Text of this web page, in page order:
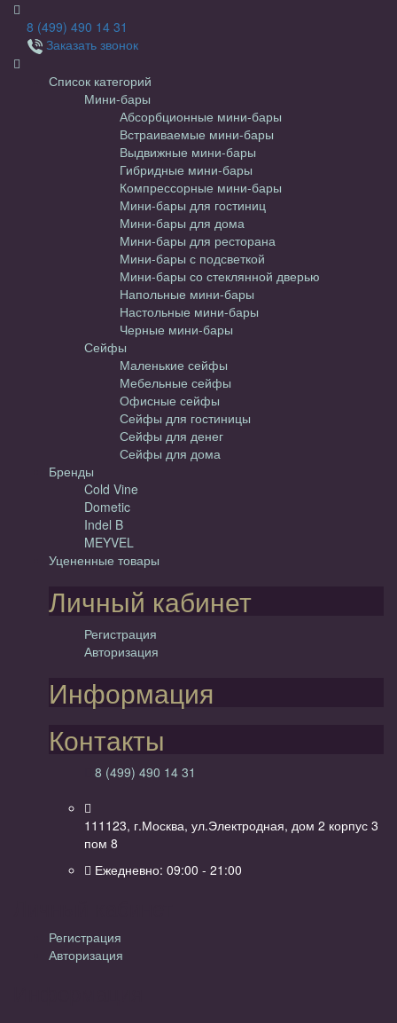
8 (499) 490 14 31
Заказать звонок
Список категорий
Мини-бары
Абсорбционные мини-бары
Встраиваемые мини-бары
Выдвижные мини-бары
Гибридные мини-бары
Компрессорные мини-бары
Мини-бары для гостиниц
Мини-бары для дома
Мини-бары для ресторана
Мини-бары с подсветкой
Мини-бары со стеклянной дверью
Напольные мини-бары
Настольные мини-бары
Черные мини-бары
Сейфы
Маленькие сейфы
Мебельные сейфы
Офисные сейфы
Сейфы для гостиницы
Сейфы для денег
Сейфы для дома
Бренды
Cold Vine
Dometic
Indel B
MEYVEL
Уцененные товары
Личный кабинет
Регистрация
Авторизация
Информация
Контакты
8 (499) 490 14 31
111123, г.Москва, ул.Электродная, дом 2 корпус 3
пом 8
Ежедневно: 09:00 - 21:00
Регистрация
Авторизация